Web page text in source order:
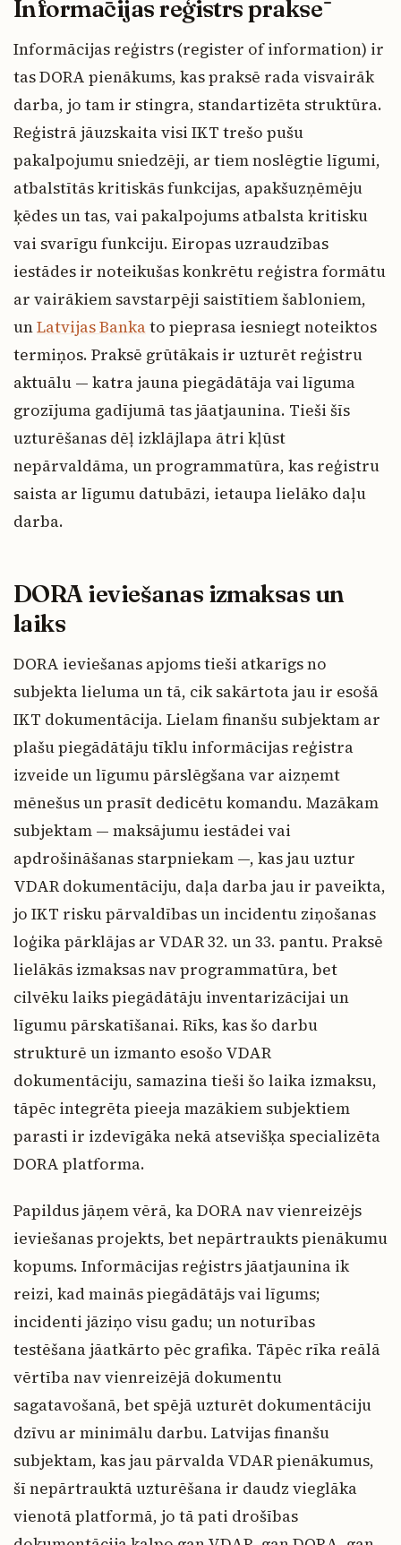
Informācijas reģistrs praksē
Informācijas reģistrs (register of information) ir
tas DORA pienākums, kas praksē rada visvairāk
darba, jo tam ir stingra, standartizēta struktūra.
Reģistrā jāuzskaita visi IKT trešo pušu
pakalpojumu sniedzēji, ar tiem noslēgtie līgumi,
atbalstītās kritiskās funkcijas, apakšuzņēmēju
ķēdes un tas, vai pakalpojums atbalsta kritisku
vai svarīgu funkciju. Eiropas uzraudzības
iestādes ir noteikušas konkrētu reģistra formātu
ar vairākiem savstarpēji saistītiem šabloniem,
unLatvijas Bankato pieprasa iesniegt noteiktos
termiņos. Praksē grūtākais ir uzturēt reģistru
aktuālu — katra jauna piegādātāja vai līguma
grozījuma gadījumā tas jāatjaunina. Tieši šīs
uzturēšanas dēļ izklājlapa ātri kļūst
nepārvaldāma, un programmatūra, kas reģistru
saista ar līgumu datubāzi, ietaupa lielāko daļu
darba.
DORA ieviešanas izmaksas un
laiks
DORA ieviešanas apjoms tieši atkarīgs no
subjekta lieluma un tā, cik sakārtota jau ir esošā
IKT dokumentācija. Lielam finanšu subjektam ar
plašu piegādātāju tīklu informācijas reģistra
izveide un līgumu pārslēgšana var aizņemt
mēnešus un prasīt dedicētu komandu. Mazākam
subjektam — maksājumu iestādei vai
apdrošināšanas starpniekam —, kas jau uztur
VDAR dokumentāciju, daļa darba jau ir paveikta,
jo IKT risku pārvaldības un incidentu ziņošanas
loģika pārklājas ar VDAR 32. un 33. pantu. Praksē
lielākās izmaksas nav programmatūra, bet
cilvēku laiks piegādātāju inventarizācijai un
līgumu pārskatīšanai. Rīks, kas šo darbu
strukturē un izmanto esošo VDAR
dokumentāciju, samazina tieši šo laika izmaksu,
tāpēc integrēta pieeja mazākiem subjektiem
parasti ir izdevīgāka nekā atsevišķa specializēta
DORA platforma.
Papildus jāņem vērā, ka DORA nav vienreizējs
ieviešanas projekts, bet nepārtraukts pienākumu
kopums. Informācijas reģistrs jāatjaunina ik
reizi, kad mainās piegādātājs vai līgums;
incidenti jāziņo visu gadu; un noturības
testēšana jāatkārto pēc grafika. Tāpēc rīka reālā
vērtība nav vienreizējā dokumentu
sagatavošanā, bet spējā uzturēt dokumentāciju
dzīvu ar minimālu darbu. Latvijas finanšu
subjektam, kas jau pārvalda VDAR pienākumus,
šī nepārtrauktā uzturēšana ir daudz vieglāka
vienotā platformā, jo tā pati drošības